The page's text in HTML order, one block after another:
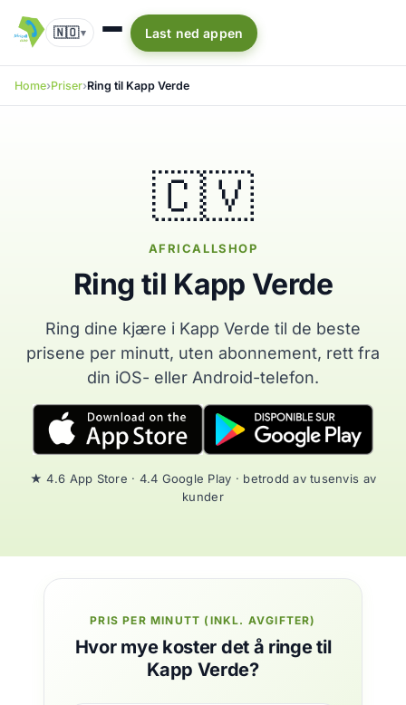
🇳🇴▾ Last ned appen
Home Priser Ring til Kapp Verde
🇨🇻
AFRICALLSHOP
Ring til Kapp Verde
Ring dine kjære i Kapp Verde til de beste
prisene per minutt, uten abonnement, rett fra
din iOS- eller Android-telefon.
★ 4.6 App Store · 4.4 Google Play · betrodd av tusenvis av
kunder
PRIS PER MINUTT (INKL. AVGIFTER)
Hvor mye koster det å ringe til
Kapp Verde?